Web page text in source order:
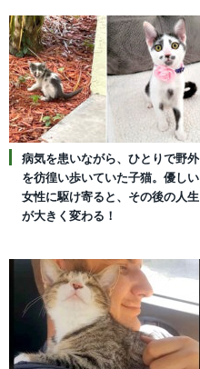
病気を患いながら、ひとりで野外
を彷徨い歩いていた子猫。優しい
女性に駆け寄ると、その後の人生
が大きく変わる！